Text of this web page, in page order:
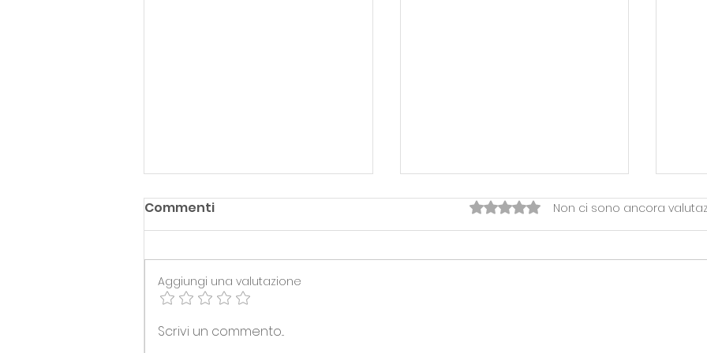
SERIE B> UFFICIALIZZATO IL
Commenti Valutazione 0 stelle su 5.
Non ci sono ancora
Aggiungi una valutazione
Scrivi un commento...